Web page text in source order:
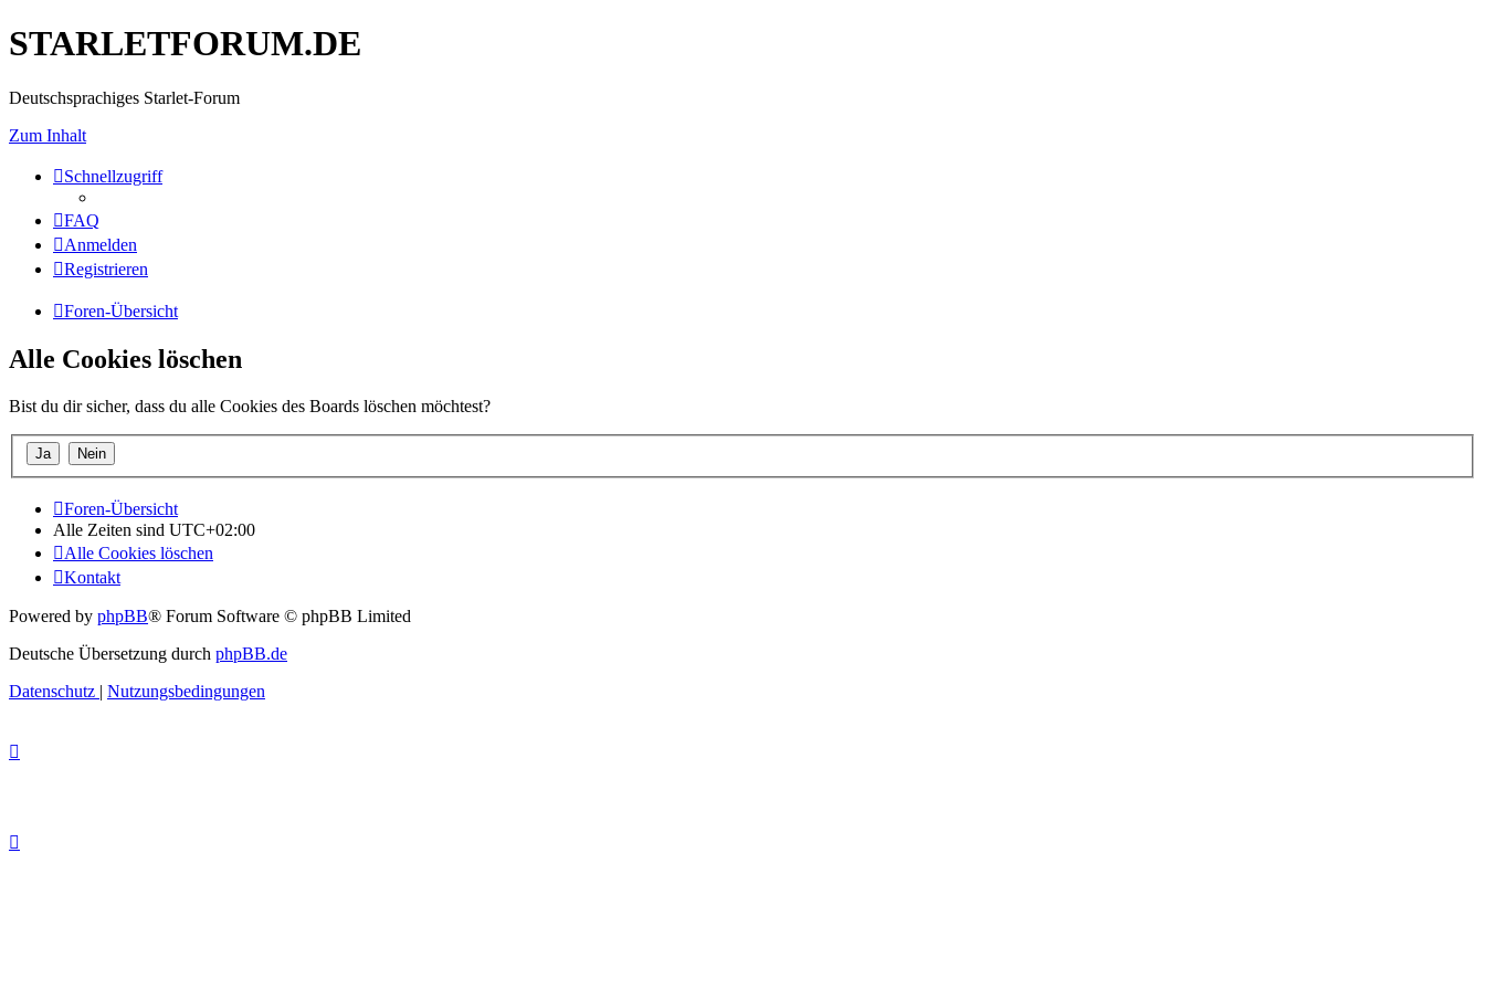
STARLETFORUM.DE
Deutschsprachiges Starlet-Forum
Zum Inhalt
Schnellzugriff
FAQ
Anmelden
Registrieren
Foren-Übersicht
Alle Cookies löschen
Bist du dir sicher, dass du alle Cookies des Boards löschen möchtest?
Foren-Übersicht
Alle Zeiten sind UTC+02:00
Alle Cookies löschen
Kontakt
Powered by phpBB® Forum Software © phpBB Limited
Deutsche Übersetzung durch phpBB.de
Datenschutz | Nutzungsbedingungen